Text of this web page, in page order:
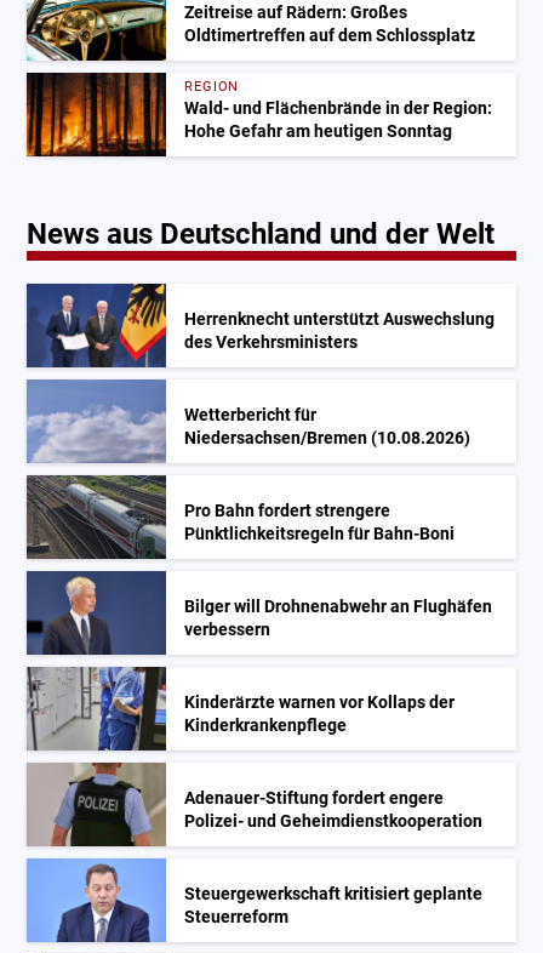
Zeitreise auf Rädern: Großes
Oldtimertreffen auf dem Schlossplatz
REGION
Wald- und Flächenbrände in der Region:
Hohe Gefahr am heutigen Sonntag
News aus Deutschland und der Welt
Herrenknecht unterstützt Auswechslung
des Verkehrsministers
Wetterbericht für
Niedersachsen/Bremen (10.08.2026)
Pro Bahn fordert strengere
Pünktlichkeitsregeln für Bahn-Boni
Bilger will Drohnenabwehr an Flughäfen
verbessern
Kinderärzte warnen vor Kollaps der
Kinderkrankenpflege
Adenauer-Stiftung fordert engere
Polizei- und Geheimdienstkooperation
Steuergewerkschaft kritisiert geplante
Steuerreform